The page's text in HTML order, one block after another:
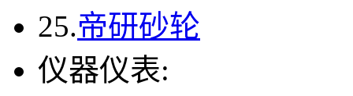
25.帝研砂轮
仪器仪表: